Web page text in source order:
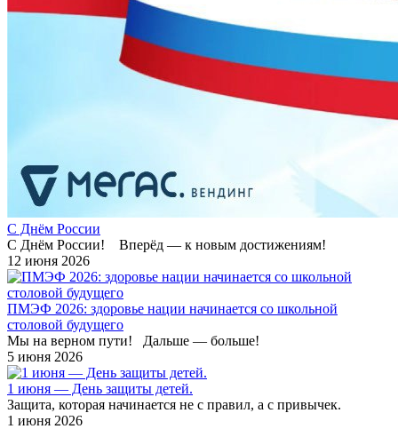
С Днём России
С Днём России! Вперёд — к новым достижениям!
12 июня 2026
ПМЭФ 2026: здоровье нации начинается со школьной
столовой будущего
Мы на верном пути! Дальше — больше!
5 июня 2026
1 июня — День защиты детей.
Защита, которая начинается не с правил, а с привычек.
1 июня 2026